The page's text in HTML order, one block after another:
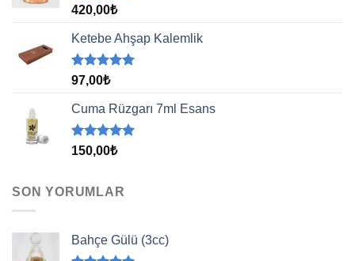
5 üzerinden
aldı
420,00₺
Ketebe Ahşap Kalemlik
5 üzerinden
aldı
97,00₺
Cuma Rüzgarı 7ml Esans
5 üzerinden
150,00₺
SON YORUMLAR
Bahçe Gülü (3cc)